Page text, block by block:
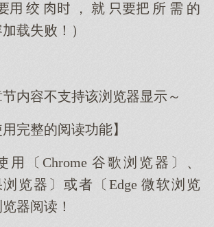
绞，就所需的
载失败！）
内容不支持该浏览器显示～
用完整的阅读功能】
用〔Chrome 谷歌浏览器〕、
浏览器〕或者〔Edge 微软浏览
器阅读！